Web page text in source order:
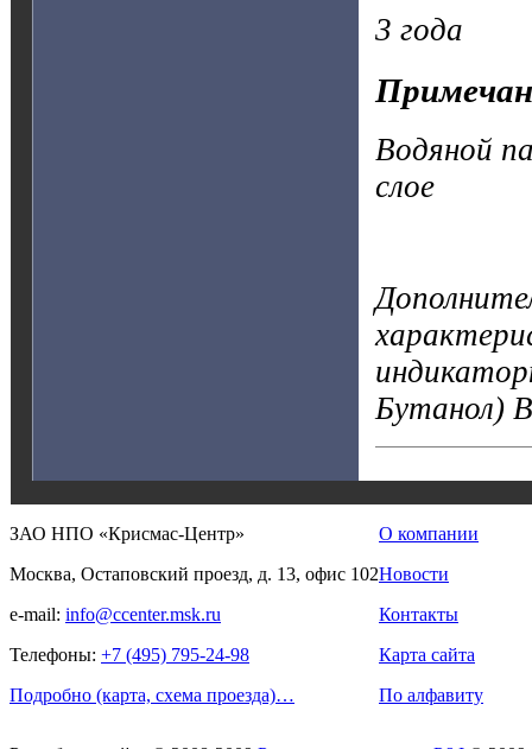
3 года
Водяной
слое
Бутанол)
ЗАО НПО «Крисмас-Центр»
Москва, Остаповский проезд, д. 13, офис 102
e-mail: info@ccenter.msk.ru
Телефоны: +7 (495) 795-24-98
Подробно (карта, схема проезда)…
О компании
Новости
Контакты
Карта сайта
По алфавиту